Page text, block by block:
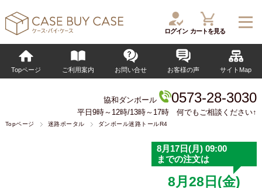
ログイン カートを見る
Topページ ご利用案内 お問い合せ お客様の声 サイトMap
協和ダンボール 0573-28-3030
平日9時～12時/13時～17時 何でもご相談ください↑
Topページ 迷路ポータル ダンボール迷路トールR4